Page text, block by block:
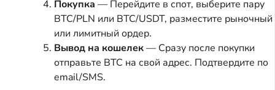
Покупка — Перейдите в спот, выберите пару
BTC/PLN или BTC/USDT, разместите рыночный
или лимитный ордер.
Вывод на кошелек— Сразу после покупки
отправьте BTC на свой адрес. Подтвердите по
email/SMS.